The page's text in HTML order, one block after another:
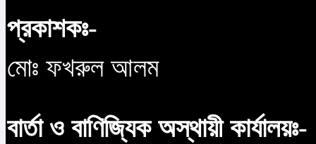
প্রকাশকঃ-
মোঃ ফখরুল আলম
বার্তা ও বাণিজ্যিক অস্থায়ী কার্যালয়ঃ-